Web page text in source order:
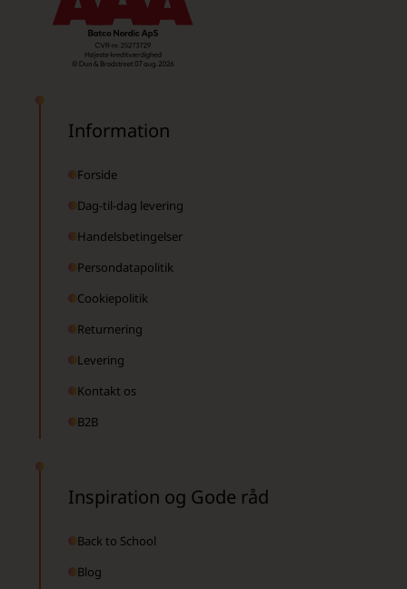
Information
Forside
Dag-til-dag levering
Handelsbetingelser
Persondatapolitik
Cookiepolitik
Returnering
Levering
Kontakt os
B2B
Inspiration og Gode råd
Back to School
Blog